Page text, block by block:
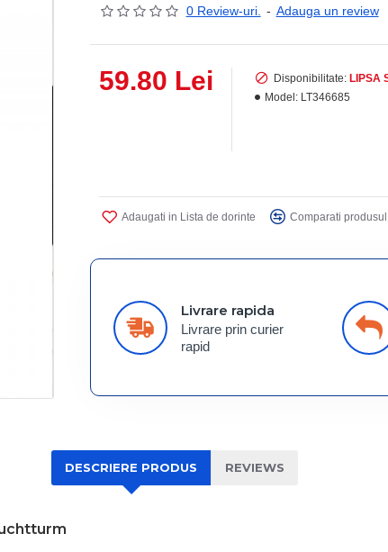
0 Review-uri. - Adauga un review
59.80 Lei Disponibilitate: LIPSA
Model: LT346685
Adaugati in Lista de dorinte Comparati produsul
Livrare rapida
Livrare prin curier
rapid
DESCRIERE PRODUS REVIEWS